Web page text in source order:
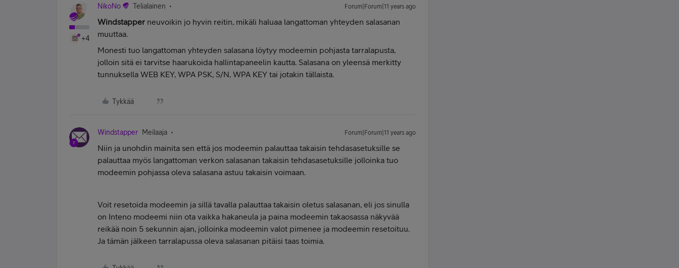
+4
NikoNo Telialainen Forum|Forum|11 years ago
Windstapper neuvoikin jo hyvin reitin, mikäli haluaa langattoman yhteyden salasanan
muuttaa.
Monesti tuo langattoman yhteyden salasana löytyy modeemin pohjasta tarralapusta,
jolloin sitä ei tarvitse haarukoida hallintapaneelin kautta. Salasana on yleensä merkitty
tunnuksella WEB KEY, WPA PSK, S/N, WPA KEY tai jotakin tällaista.
Tykkää
Windstapper Meilaaja Forum|Forum|11 years ago
Niin ja unohdin mainita sen että jos modeemin palauttaa takaisin tehdasasetuksille se
palauttaa myös langattoman verkon salasanan takaisin tehdasasetuksille jolloinka tuo
modeemin pohjassa oleva salasana astuu takaisin voimaan.
Voit resetoida modeemin ja sillä tavalla palauttaa takaisin oletus salasanan, eli jos sinulla
on Inteno modeemi niin ota vaikka hakaneula ja paina modeemin takaosassa näkyvää
reikää noin 5 sekunnin ajan, jolloinka modeemin valot pimenee ja modeemin resetoituu.
Ja tämän jälkeen tarralapussa oleva salasanan pitäisi taas toimia.